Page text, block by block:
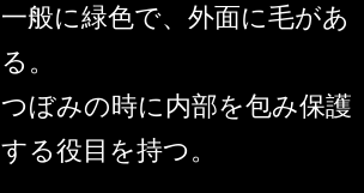
一般に緑色で、外面に毛があ
る。
つぼみの時に内部を包み保護
する役目を持つ。